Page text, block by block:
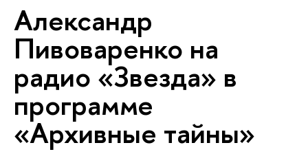
Александр
Пивоваренко на
радио «Звезда» в
программе
«Архивные тайны»